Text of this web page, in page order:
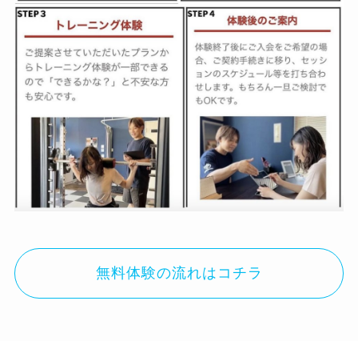
無料体験の流れはコチラ